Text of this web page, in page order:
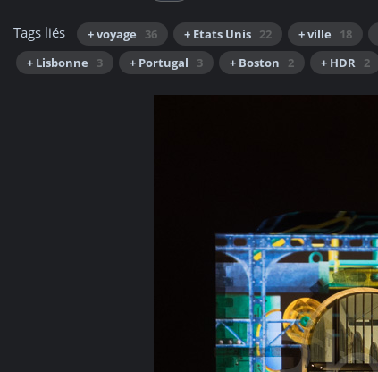
Tags liés + voyage 36 + Etats Unis 22 + ville 18
+ Lisbonne
3 + Portugal 3 + Boston 2 + HDR 2